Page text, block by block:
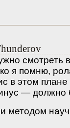
смотреть
я помню,
в этом
— должно
методом